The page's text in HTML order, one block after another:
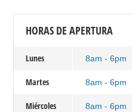
HORAS DE APERTURA
Lunes 8am - 6pm
Martes 8am - 6pm
Miércoles 8am - 6pm